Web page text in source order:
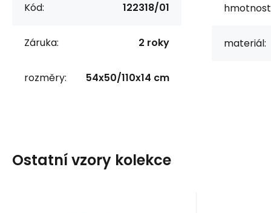
Kód: 122318/01
Záruka: 2 roky
rozměry: 54x50/110x14 cm
materiál:
Ostatní vzory kolekce